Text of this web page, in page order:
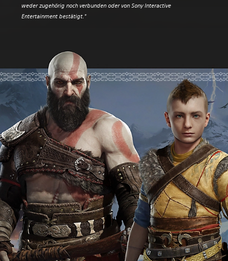
weder zugehörig noch verbunden oder von Sony Interactive
Entertainment bestätigt."